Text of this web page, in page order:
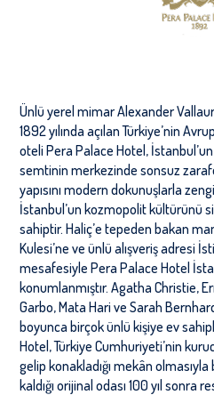
Ünlü yerel mimar Alexander
1892 yılında açılan Türkiye’nin
oteli Pera Palace Hotel,
semtinin merkezinde sonsuz
yapısını modern dokunuşlarla
İstanbul’un kozmopolit kültürünü
sahiptir. Haliç’e tepeden bakan
Kulesi’ne ve ünlü alışveriş adresi
mesafesiyle Pera Palace Hotel
konumlanmıştır. Agatha Christie,
Garbo, Mata Hari ve Sarah
boyunca birçok ünlü kişiye ev
Hotel, Türkiye Cumhuriyeti’nin
gelip konakladığı mekân
kaldığı orijinal odası 100 yıl sonra